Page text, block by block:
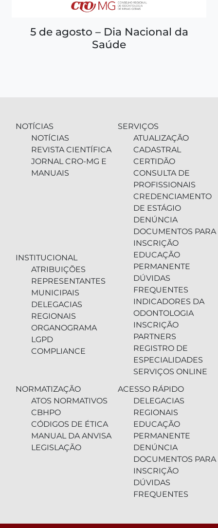
5 de agosto – Dia Nacional da
Saúde
NOTÍCIAS
NOTÍCIAS
REVISTA CIENTÍFICA
JORNAL CRO-MG E
MANUAIS
INSTITUCIONAL
ATRIBUIÇÕES
REPRESENTANTES
MUNICIPAIS
DELEGACIAS
REGIONAIS
ORGANOGRAMA
LGPD
COMPLIANCE
SERVIÇOS
ATUALIZAÇÃO
CADASTRAL
CERTIDÃO
CONSULTA DE
PROFISSIONAIS
CREDENCIAMENTO
DE ESTÁGIO
DENÚNCIA
DOCUMENTOS PARA
INSCRIÇÃO
EDUCAÇÃO
PERMANENTE
DÚVIDAS
FREQUENTES
INDICADORES DA
ODONTOLOGIA
INSCRIÇÃO
PARTNERS
REGISTRO DE
ESPECIALIDADES
SERVIÇOS ONLINE
NORMATIZAÇÃO
ATOS NORMATIVOS
CBHPO
CÓDIGOS DE ÉTICA
MANUAL DA ANVISA
LEGISLAÇÃO
ACESSO RÁPIDO
DELEGACIAS
REGIONAIS
EDUCAÇÃO
PERMANENTE
DENÚNCIA
DOCUMENTOS PARA
INSCRIÇÃO
DÚVIDAS
FREQUENTES